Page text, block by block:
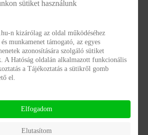
Letöltés
Részletek
Letöltés
Részletek
sütiket használunk
n kizárólag az oldal működéséhez
munkamenet támogató, az egyes
azonosítására szolgáló sütiket
A Hatóság oldalán alkalmazott funkcionális
a Tájékoztatás a sütikről gomb
el.
Elfogadom
Elutasítom